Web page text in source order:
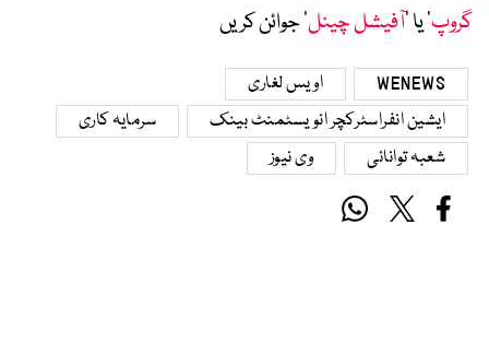
گروپ‘ یا ’آفیشل چینل‘ جوائن کریں
WENEWS
اویس لغاری
ایشین انفراسٹرکچر انویسٹمنٹ بینک
سرمایہ کاری
شعبہ توانائی
وی نیوز